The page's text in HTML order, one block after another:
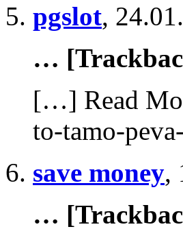
pgslot,
…
[…] Read
to-tamo-
save money,
…